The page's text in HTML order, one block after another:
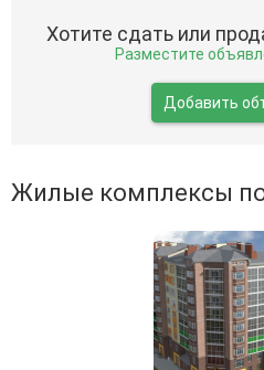
Хотите сдать или
Разместите
Добавить
Жилые комплексы